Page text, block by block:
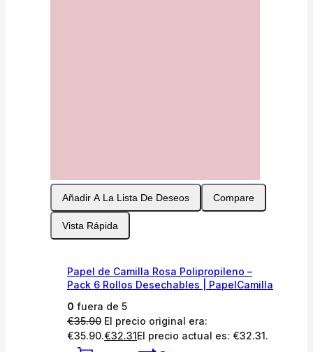
Añadir A La Lista De Deseos Compare
Vista Rápida
Papel de Camilla Rosa Polipropileno –
Pack 6 Rollos Desechables | PapelCamilla
0 fuera de 5
€35.90 El precio original era:
€35.90.€32.31El precio actual es: €32.31.